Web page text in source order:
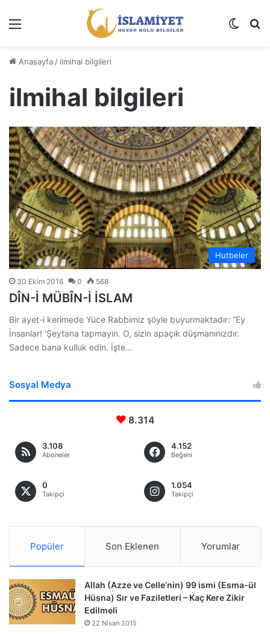
Dış
Anasayfa / ilmihal bilgileri
ilmihal bilgileri
Hutbeler
30 Ekim 2016 0 568
DÎN-İ MÜBÎN-İ İSLAM
Bir ayet-i kerimede Yüce Rabbimiz şöyle buyurmaktadır: “Ey
İnsanlar! ‘Şeytana tapmayın. O, sizin apaçık düşmanınızdır.
Sadece bana kulluk edin. İşte…
Sosyal Medya
8.314
3.108
Aboneler
4.152
Beğeni
0
Takipçi
1.054
Takipçi
Popüler Son Eklenen Yorumlar
Allah (Azze ve Celle’nin) 99 ismi (Esma-ül
Hüsna) Sır ve Faziletleri – Kaç Kere Zikir
Edilmeli
22 Nisan 2015